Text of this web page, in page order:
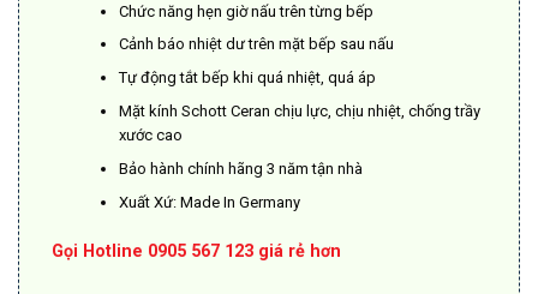
Chức năng hẹn giờ nấu trên từng bếp
Cảnh báo nhiệt dư trên mặt bếp sau nấu
Tự động tắt bếp khi quá nhiệt, quá áp
Mặt kính Schott Ceran chịu lực, chịu nhiệt, chống trầy
xước cao
Bảo hành chính hãng 3 năm tận nhà
Xuất Xứ: Made In Germany
Gọi Hotline 0905 567 123 giá rẻ hơn